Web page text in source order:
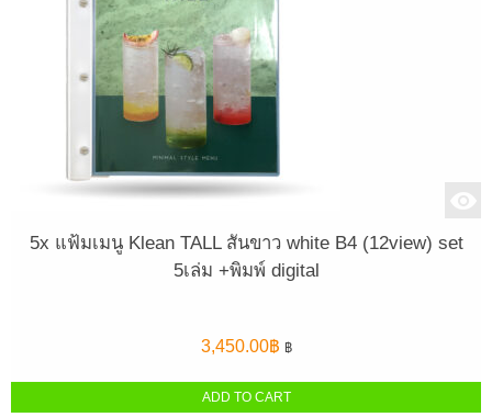
5x แฟ้มเมนู Klean TALL สันขาว white B4 (12view) set
5เล่ม +พิมพ์ digital
3,450.00฿ ฿
ADD TO CART